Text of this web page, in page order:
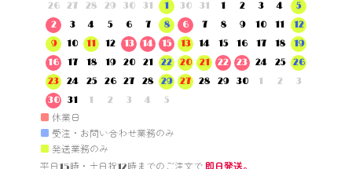
26
27 28 29 30 31
1
2
3 4 5 6 7
8
9
10 11 12 13 14
15
16
17 18 19 20 21
22
23
24 25 26 27 28
29
30
31 1 2 3 4 5
30
31 1 2 3 4
5
6
7 8 9 10 11
12
13
14 15 16 17 18
19
20
21 22 23 24 25
26
27
28 29 30 1 2 3
■ 休業日
■ 受注・お問い合わせ業務のみ
■ 発送業務のみ